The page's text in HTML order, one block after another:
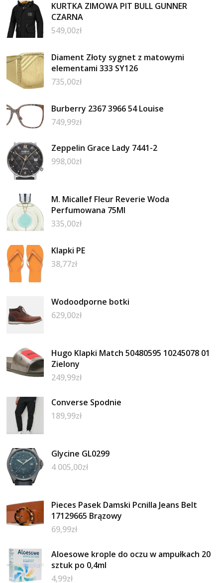
KURTKA ZIMOWA PIT BULL GUNNER
CZARNA
549,00zł
Diament Złoty sygnet z matowymi
elementami 333 SY126
735,00zł
Burberry 2367 3966 54 Louise
749,99zł
Zeppelin Grace Lady 7441-2
998,00zł
M. Micallef Fleur Reverie Woda
Perfumowana 75Ml
335,00zł
Klapki PE
38,77zł
Wodoodporne botki
629,00zł
Hugo Klapki Match 50480595 10245078 01
Zielony
249,99zł
Converse Spodnie
189,99zł
Glycine GL0299
4 005,00zł
Pieces Pasek Damski Pcnilla Jeans Belt
17129665 Brązowy
69,99zł
Aloesowe krople do oczu w ampułkach 20
sztuk po 0,4ml
4,99zł